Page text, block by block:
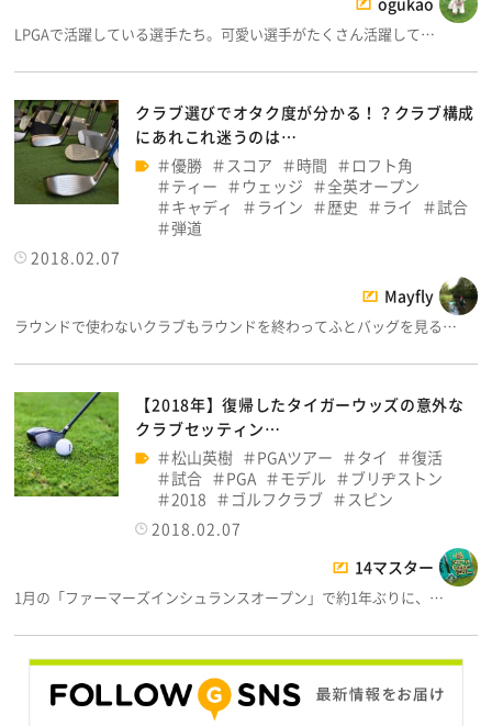
LPGAで活躍している選手たち。可愛い選手がたくさん活躍して…
クラブ選びでオタク度が分かる！？クラブ構成
にあれこれ迷うのは…
優勝
スコア 時間
ロフト角
ティー
ウェッジ
全英オープン
キャディ
ライン 歴史 ライ
試合
弾道
2018.02.07
Mayfly
ラウンドで使わないクラブもラウンドを終わってふとバッグを見る…
【2018年】復帰したタイガーウッズの意外な
クラブセッティン…
松山英樹
PGAツアー タイ
復活
試合
PGA モデル
ブリヂストン
2018
ゴルフクラブ
スピン
2018.02.07
14マスター
1月の「ファーマーズインシュランスオープン」で約1年ぶりに、…